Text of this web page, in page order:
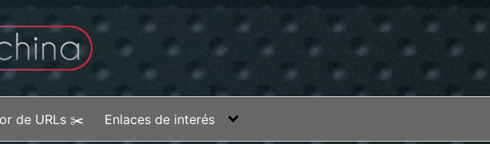
de URLs ✂️ Enlaces de interés